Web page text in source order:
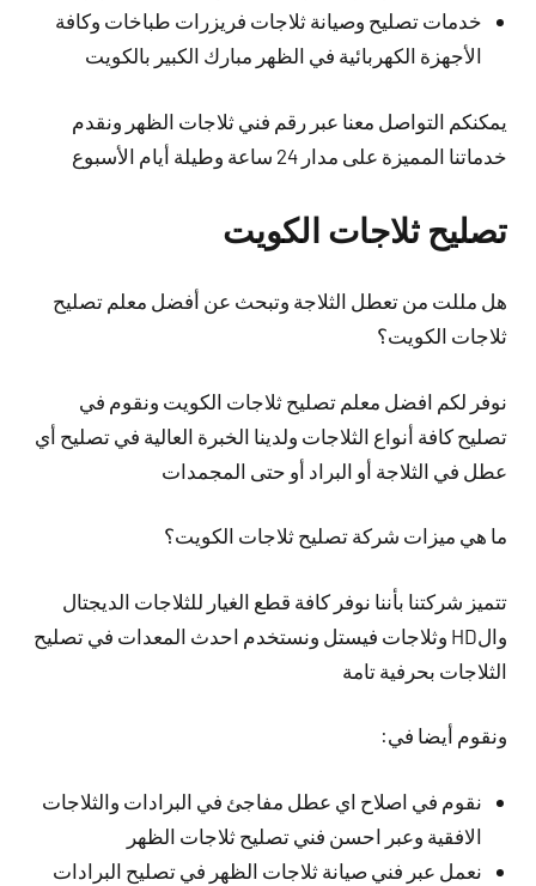
خدمات تصليح وصيانة ثلاجات فريزرات طباخات وكافة
الأجهزة الكهربائية في الظهر مبارك الكبير بالكويت
يمكنكم التواصل معنا عبر رقم فني ثلاجات الظهر ونقدم
خدماتنا المميزة على مدار 24 ساعة وطيلة أيام الأسبوع
تصليح ثلاجات الكويت
هل مللت من تعطل الثلاجة وتبحث عن أفضل معلم تصليح
ثلاجات الكويت؟
نوفر لكم افضل معلم تصليح ثلاجات الكويت ونقوم في
تصليح كافة أنواع الثلاجات ولدينا الخبرة العالية في تصليح أي
عطل في الثلاجة أو البراد أو حتى المجمدات
ما هي ميزات شركة تصليح ثلاجات الكويت؟
تتميز شركتنا بأننا نوفر كافة قطع الغيار للثلاجات الديجتال
والHD وثلاجات فيستل ونستخدم احدث المعدات في تصليح
الثلاجات بحرفية تامة
ونقوم أيضا في:
نقوم في اصلاح اي عطل مفاجئ في البرادات والثلاجات
الافقية وعبر احسن فني تصليح ثلاجات الظهر
نعمل عبر فني صيانة ثلاجات الظهر في تصليح البرادات